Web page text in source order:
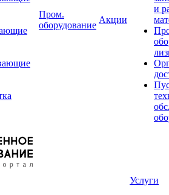
Пром.
оборудование
Акции
и
Услуги